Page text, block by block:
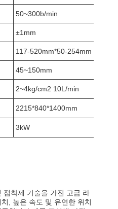
50~300b/min
±1mm
117-520mm*50-254mm 117-
45~150mm
2~4kg/cm2 10L/min
2215*840*1400mm
3kW
접착제 기술을 가진 고급 라
, 높은 속도 및 유연한 위치